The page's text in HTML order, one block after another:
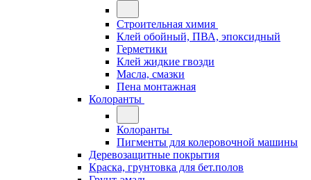
Строительная химия
Клей обойный, ПВА, эпоксидный
Герметики
Клей жидкие гвозди
Масла, смазки
Пена монтажная
Колоранты
Колоранты
Пигменты для колеровочной машины
Деревозащитные покрытия
Краска, грунтовка для бет.полов